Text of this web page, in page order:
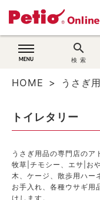
search
検 索
猫用品
うさぎ用品
ブランド別
目的別に探す
HOME うさぎ
トイレタリー
うさぎ用品の専門店のア
牧草|チモシー 、 エサ|お
木、 ケージ 、 散歩用ハー
お手入れ、各種ウサギ用
けします。